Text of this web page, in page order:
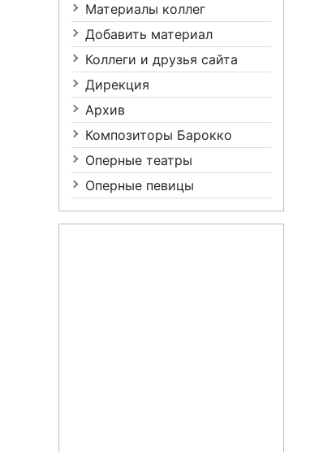
Материалы коллег
Добавить материал
Коллеги и друзья сайта
Дирекция
Архив
Композиторы Барокко
Оперные театры
Оперные певицы